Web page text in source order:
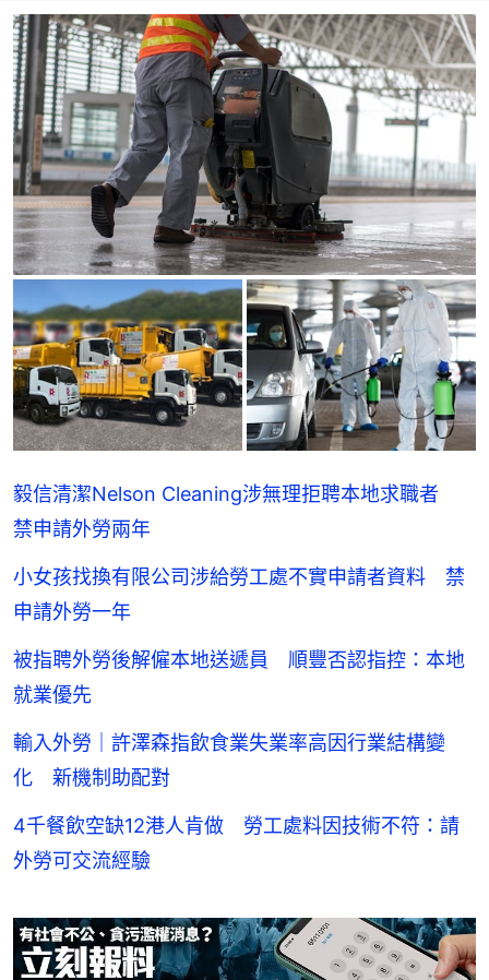
毅信清潔Nelson Cleaning涉無理拒聘本地求職者
禁申請外勞兩年
小女孩找換有限公司涉給勞工處不實申請者資料 禁
申請外勞一年
被指聘外勞後解僱本地送遞員 順豐否認指控：本地
就業優先
輸入外勞｜許澤森指飲食業失業率高因行業結構變
化 新機制助配對
4千餐飲空缺12港人肯做 勞工處料因技術不符：請
外勞可交流經驗